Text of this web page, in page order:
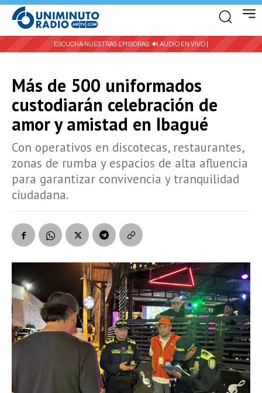
ESCUCHA NUESTRAS EMISORAS: 🔊 AUDIO EN VIVO |
Más de 500 uniformados
custodiarán celebración de
amor y amistad en Ibagué
Con operativos en discotecas, restaurantes,
zonas de rumba y espacios de alta afluencia
para garantizar convivencia y tranquilidad
ciudadana.